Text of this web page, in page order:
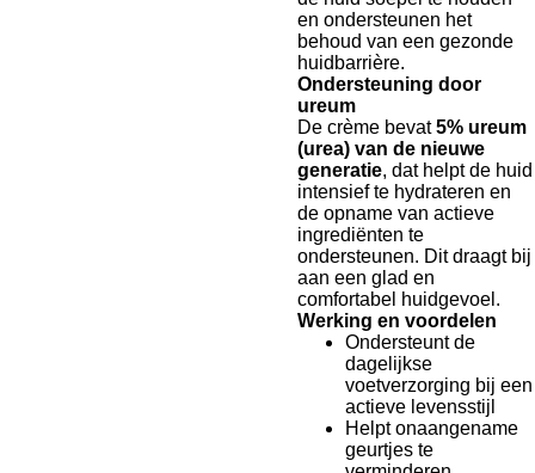
en ondersteunen het
behoud van een gezonde
huidbarrière.
Ondersteuning door
ureum
De crème bevat5% ureum
(urea) van de nieuwe
generatie, dat helpt de huid
intensief te hydrateren en
de opname van actieve
ingrediënten te
ondersteunen. Dit draagt bij
aan een glad en
comfortabel huidgevoel.
Werking en voordelen
Ondersteunt de
dagelijkse
voetverzorging bij een
actieve levensstijl
Helpt onaangename
geurtjes te